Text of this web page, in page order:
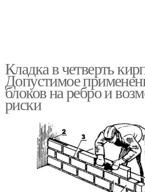
Кладка в четверть
Допустимое
блоков на ребро и
риски